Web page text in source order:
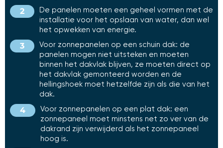
De panelen moeten een geheel vormen met de
installatie voor het opslaan van water, dan wel
het opwekken van energie.
Voor zonnepanelen op een schuin dak: de
panelen mogen niet uitsteken en moeten
binnen het dakvlak blijven, ze moeten direct op
het dakvlak gemonteerd worden en de
hellingshoek moet hetzelfde zijn als die van het
dak.
Voor zonnepanelen op een plat dak: een
zonnepaneel moet minstens net zo ver van de
dakrand zijn verwijderd als het zonnepaneel
hoog is.